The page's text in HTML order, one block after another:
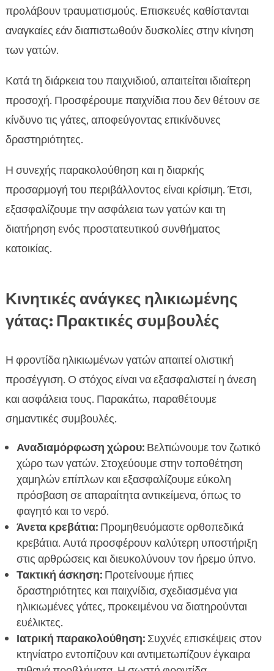
προλάβουν τραυματισμούς. Επισκευές καθίστανται
αναγκαίες εάν διαπιστωθούν δυσκολίες στην κίνηση
των γατών.
Κατά τη διάρκεια του παιχνιδιού, απαιτείται ιδιαίτερη
προσοχή. Προσφέρουμε παιχνίδια που δεν θέτουν σε
κίνδυνο τις γάτες, αποφεύγοντας επικίνδυνες
δραστηριότητες.
Η συνεχής παρακολούθηση και η διαρκής
προσαρμογή του περιβάλλοντος είναι κρίσιμη. Έτσι,
εξασφαλίζουμε την ασφάλεια των γατών και τη
διατήρηση ενός προστατευτικού συνθήματος
κατοικίας.
Κινητικές ανάγκες ηλικιωμένης
γάτας: Πρακτικές συμβουλές
Η φροντίδα ηλικιωμένων γατών απαιτεί ολιστική
προσέγγιση. Ο στόχος είναι να εξασφαλιστεί η άνεση
και ασφάλεια τους. Παρακάτω, παραθέτουμε
σημαντικές συμβουλές.
Αναδιαμόρφωση χώρου:Βελτιώνουμε τον ζωτικό
χώρο των γατών. Στοχεύουμε στην τοποθέτηση
χαμηλών επίπλων και εξασφαλίζουμε εύκολη
πρόσβαση σε απαραίτητα αντικείμενα, όπως το
φαγητό και το νερό.
Άνετα κρεβάτια:Προμηθευόμαστε ορθοπεδικά
κρεβάτια. Αυτά προσφέρουν καλύτερη υποστήριξη
στις αρθρώσεις και διευκολύνουν τον ήρεμο ύπνο.
Τακτική άσκηση:Προτείνουμε ήπιες
δραστηριότητες και παιχνίδια, σχεδιασμένα για
ηλικιωμένες γάτες, προκειμένου να διατηρούνται
ευέλικτες.
Ιατρική παρακολούθηση:Συχνές επισκέψεις στον
κτηνίατρο εντοπίζουν και αντιμετωπίζουν έγκαιρα